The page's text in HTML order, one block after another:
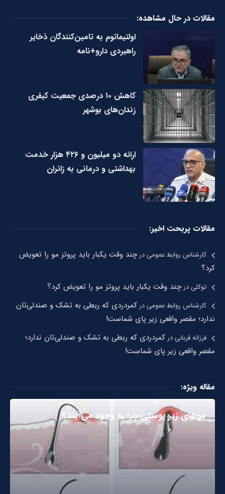
مقالات در حال مشاهده:
اولتیماتوم به تامین‌کنندگان ذخایر
راهبردی دارو+نامه
کاهش ۱۰ درصدی جمعیت کیفری
زندان‌های بوشهر
ارائه دو میلیون و ۴۲۶ هزار خدمت
بهداشتی و درمانی به زائران
مقالات پربحت اخیر:
کارشناس روابط عمومیدرچند وقت یکبار باید پروتز مو را تعویض
کرد؟
توکلیدرچند وقت یکبار باید پروتز مو را تعویض کرد؟
کارشناس روابط عمومیدر کمردردی که ربطی به تشک و صندلی‌تان
ندارد؛ مقصر واقعی زیر پای شماست!
فرزانه قربانیدر کمردردی که ربطی به تشک و صندلی‌تان ندارد؛
مقصر واقعی زیر پای شماست!
مقاله ویژه:
مو‌های زیر پوستی چرا به وجود می‌آیند؟